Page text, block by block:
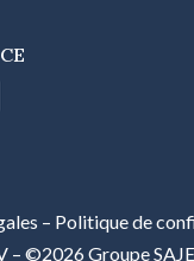
– Politique de
– ©2026 Groupe